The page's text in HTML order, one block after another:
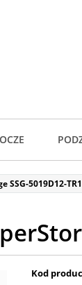
SSG-5019D12-
Kod